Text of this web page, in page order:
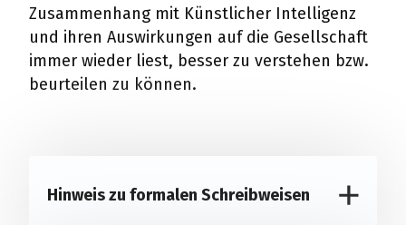
Zusammenhang mit Künstlicher Intelligenz
und ihren Auswirkungen auf die Gesellschaft
immer wieder liest, besser zu verstehen bzw.
beurteilen zu können.
Hinweis zu formalen Schreibweisen